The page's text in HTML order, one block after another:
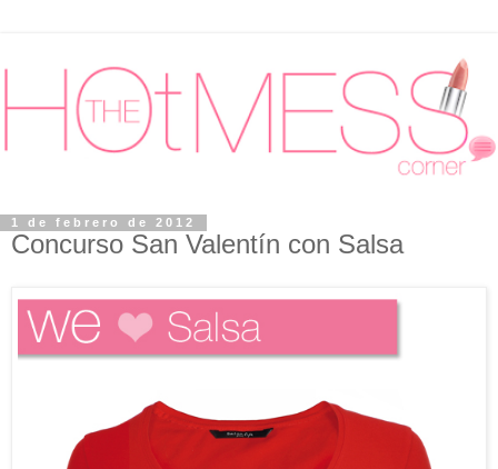
1 de febrero de 2012
Concurso San Valentín con Salsa